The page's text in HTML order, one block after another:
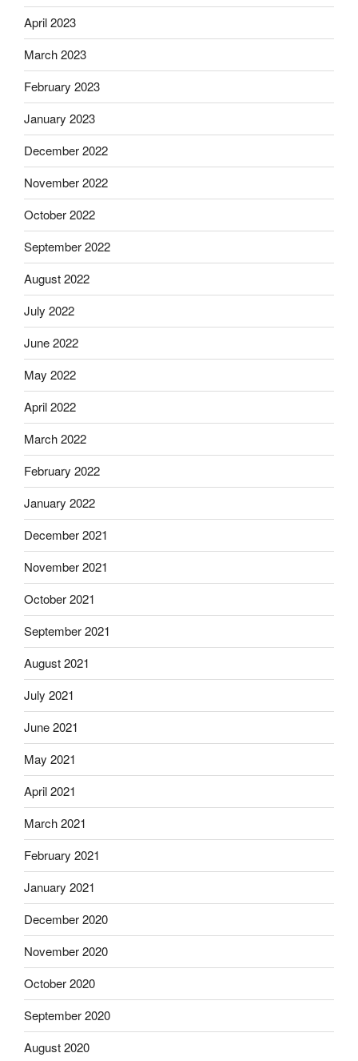
April 2023
March 2023
February 2023
January 2023
December 2022
November 2022
October 2022
September 2022
August 2022
July 2022
June 2022
May 2022
April 2022
March 2022
February 2022
January 2022
December 2021
November 2021
October 2021
September 2021
August 2021
July 2021
June 2021
May 2021
April 2021
March 2021
February 2021
January 2021
December 2020
November 2020
October 2020
September 2020
August 2020